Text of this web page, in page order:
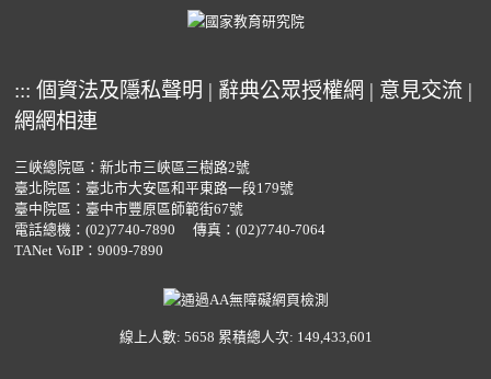
::: 個資法及隱私聲明 | 辭典公眾授權網 | 意見交流 |
網網相連
三峽總院區：新北市三峽區三樹路2號
臺北院區：臺北市大安區和平東路一段179號
臺中院區：臺中市豐原區師範街67號
電話總機： (02)7740-7890
傳真：(02)7740-7064
TANet VoIP：9009-7890
線上人數: 5658 累積總人次: 149,433,601